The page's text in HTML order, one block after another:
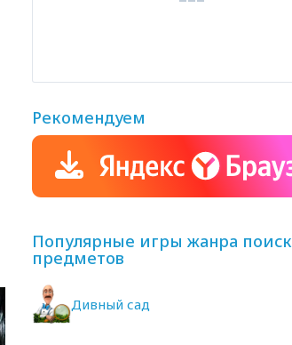
Рекомендуем
Популярные игры жанра поиск
предметов
Дивный сад